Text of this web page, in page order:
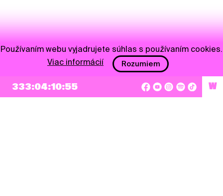
NEWSLETTER
333:04:10:55 W
Používaním webu vyjadrujete súhlas s používaním cookies.
Viac informácií
Rozumiem